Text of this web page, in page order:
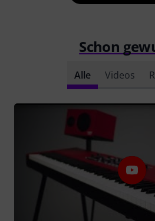
Schon
Alle Videos